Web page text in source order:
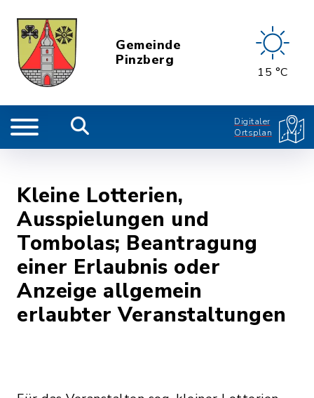
Gemeinde
Pinzberg
15 °C
Digitaler
Ortsplan
Kleine Lotterien,
Ausspielungen und
Tombolas; Beantragung
einer Erlaubnis oder
Anzeige allgemein
erlaubter Veranstaltungen